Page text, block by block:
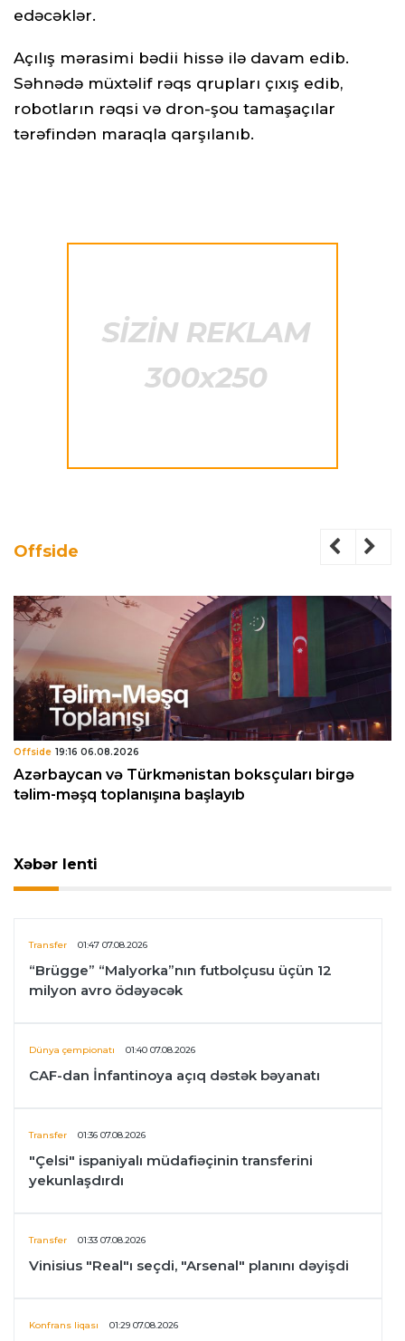
edəcəklər.
Açılış mərasimi bədii hissə ilə davam edib.
Səhnədə müxtəlif rəqs qrupları çıxış edib,
robotların rəqsi və dron-şou tamaşaçılar
tərəfindən maraqla qarşılanıb.
Offside
Offside 19:16 06.08.2026
Azərbaycan və Türkmənistan boksçuları birgə
təlim-məşq toplanışına başlayıb
Xəbər lenti
Transfer 01:47 07.08.2026
“Brügge” “Malyorka”nın futbolçusu üçün 12
milyon avro ödəyəcək
Dünya çempionatı 01:40 07.08.2026
CAF-dan İnfantinoya açıq dəstək bəyanatı
Transfer 01:36 07.08.2026
"Çelsi" ispaniyalı müdafiəçinin transferini
yekunlaşdırdı
Transfer 01:33 07.08.2026
Vinisius "Real"ı seçdi, "Arsenal" planını dəyişdi
Konfrans liqası 01:29 07.08.2026